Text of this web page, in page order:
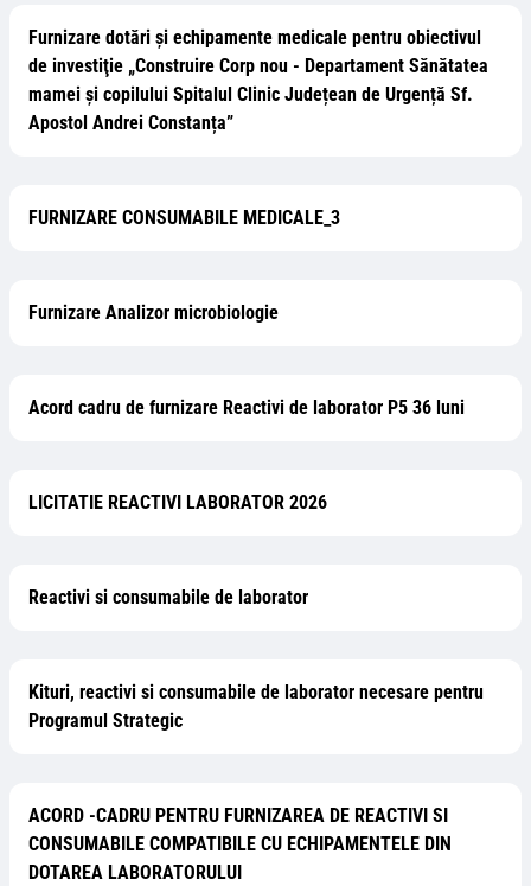
Furnizare dotări și echipamente medicale pentru obiectivul
de investiţie „Construire Corp nou - Departament Sănătatea
mamei și copilului Spitalul Clinic Județean de Urgență Sf.
Apostol Andrei Constanța”
FURNIZARE CONSUMABILE MEDICALE_3
Furnizare Analizor microbiologie
Acord cadru de furnizare Reactivi de laborator P5 36 luni
LICITATIE REACTIVI LABORATOR 2026
Reactivi si consumabile de laborator
Kituri, reactivi si consumabile de laborator necesare pentru
Programul Strategic
ACORD -CADRU PENTRU FURNIZAREA DE REACTIVI SI
CONSUMABILE COMPATIBILE CU ECHIPAMENTELE DIN
DOTAREA LABORATORULUI